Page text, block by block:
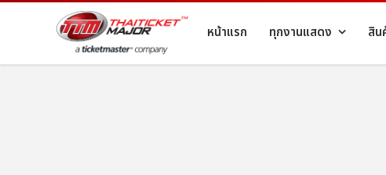
หน้าแรก ทุกงานแสดง สิน